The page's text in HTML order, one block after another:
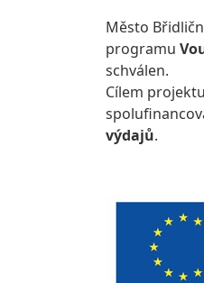
Město
programu
schválen.
Cílem
výdajů.